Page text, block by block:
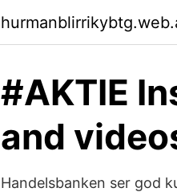
#AKTIE
and
Handelsbanken ser god